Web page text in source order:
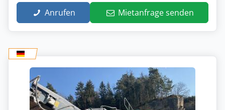
Anrufen Mietanfrage senden